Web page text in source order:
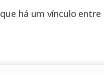
que há um vínculo